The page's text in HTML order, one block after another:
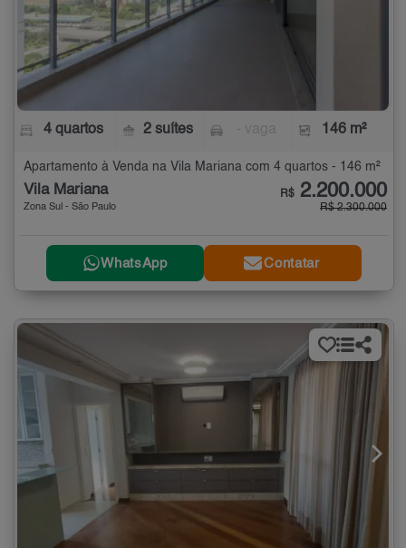
4 quartos 2 suítes 146 m²
Apartamento à Venda na Vila Mariana com 4 quartos - 146 m²
Vila Mariana
Zona Sul - São Paulo
R$ 2.200.000
R$ 2.300.000
WhatsApp Contatar